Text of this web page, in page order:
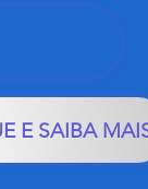
E SAIBA